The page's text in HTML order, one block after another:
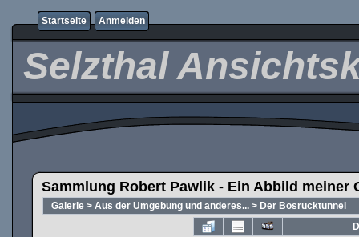
Startseite Anmelden
Selzthal
Sammlung Robert Pawlik - Ein Abbild meiner
Galerie > Aus der Umgebung und anderes... > Der Bosrucktunnel